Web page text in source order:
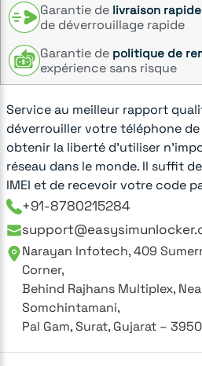
Garantie de livraison rapide
de déverrouillage rapide
Garantie de politique de
expérience sans risque
Service au meilleur rapport
déverrouiller votre téléphone
obtenir la liberté d'utiliser
réseau dans le monde. Il suffit
IMEI et de recevoir votre code
+91-8780215284
Narayan Infotech, 409
Corner,
Behind Rajhans Multiplex,
Somchintamani,
Pal Gam, Surat, Gujarat –